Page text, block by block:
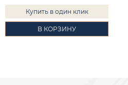
Купить в один клик
В КОРЗИНУ